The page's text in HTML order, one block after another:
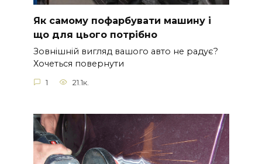
Як самому пофарбувати машину і
що для цього потрібно
Зовнішній вигляд вашого авто не радує?
Хочеться повернути
1 21.1к.